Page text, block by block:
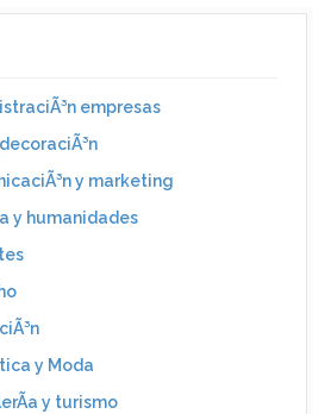
empresas
y marketing
y humanidades
y Moda
y turismo